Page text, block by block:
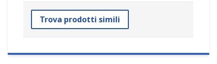
Trova prodotti simili